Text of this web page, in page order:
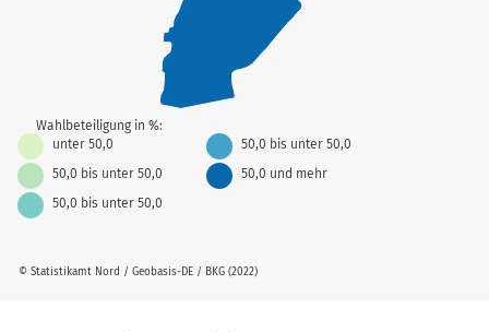
© Statistikamt Nord / Geobasis-DE / BKG (2022)
Wahlbeteiligung in %:
unter 50,0
50,0 bis unter 50,0
50,0 bis unter 50,0
50,0 bis unter 50,0
50,0 und mehr